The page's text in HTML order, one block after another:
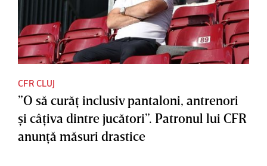
CFR CLUJ
”O să curăţ inclusiv pantaloni, antrenori
şi câţiva dintre jucători”. Patronul lui CFR
anunţă măsuri drastice